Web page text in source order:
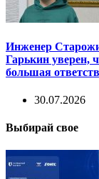
Инженер
Гарькин уверен,
большая
30.07.2026
Выбирай свое